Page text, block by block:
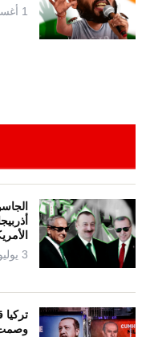
1 أغسطس 2026
3 يوليو 2026